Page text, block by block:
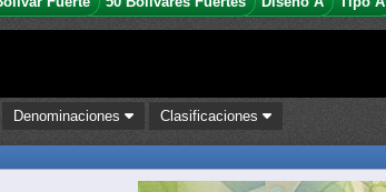
Denominaciones Clasificaciones